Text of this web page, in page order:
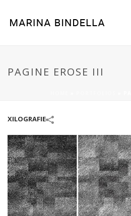
PAGINE EROSE III
XILOGRAFIE